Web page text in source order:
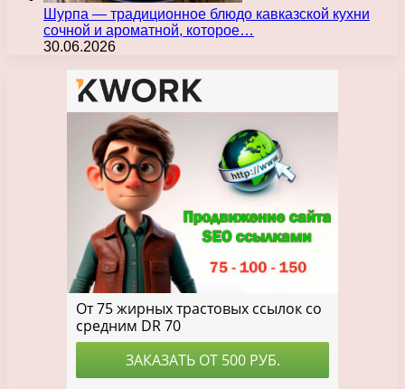
Шурпа — традиционное блюдо кавказской кухни
сочной и ароматной, которое…
30.06.2026